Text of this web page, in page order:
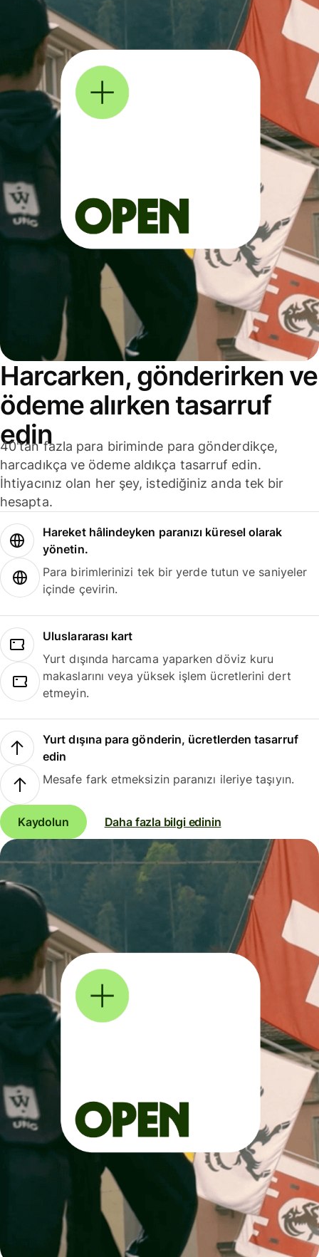
Harcarken, gönderirken ve
ödeme alırken tasarruf
edin
40'tan fazla para biriminde para gönderdikçe,
harcadıkça ve ödeme aldıkça tasarruf edin.
İhtiyacınız olan her şey, istediğiniz anda tek bir
hesapta.
Hareket hâlindeyken paranızı küresel olarak
yönetin.
Para birimlerinizi tek bir yerde tutun ve saniyeler
içinde çevirin.
Uluslararası kart
Yurt dışında harcama yaparken döviz kuru
makaslarını veya yüksek işlem ücretlerini dert
etmeyin.
Yurt dışına para gönderin, ücretlerden tasarruf
edin
Mesafe fark etmeksizin paranızı ileriye taşıyın.
Kaydolun Daha fazla bilgi edinin